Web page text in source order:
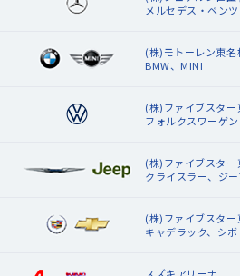
メルセデス・ベンツ
(株)モトーレン東名
BMW、MINI
(株)ファイブスター
フォルクスワーゲン
(株)ファイブスター
クライスラー、ジ
(株)ファイブスター
キャデラック、シ